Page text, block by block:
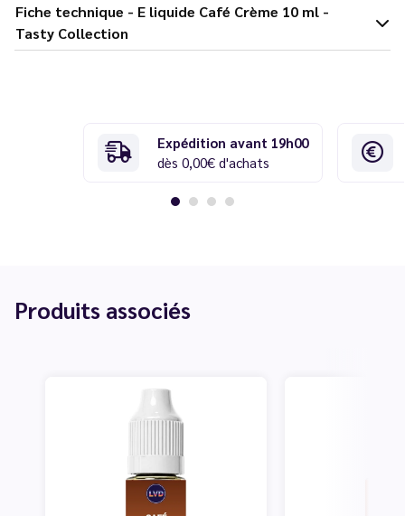
Fiche technique - E liquide Café Crème 10 ml -
Tasty Collection
Expédition avant 19h00
dès 0,00€ d'achats
Produits associés